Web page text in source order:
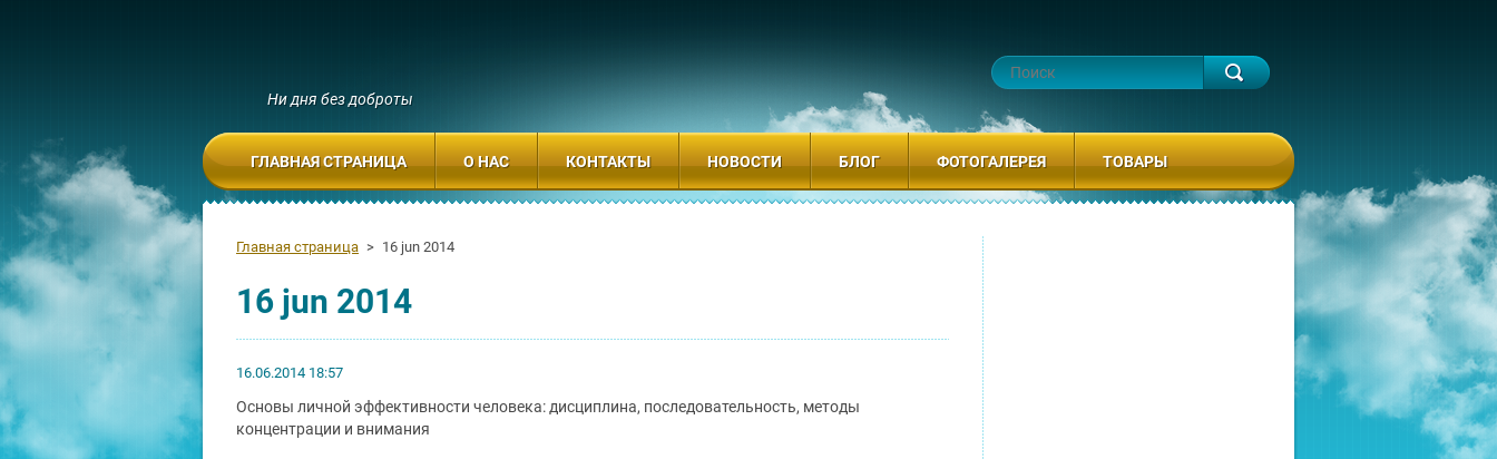
Ни дня без доброты
Главная страница > 16 jun 2014
16 jun 2014
16.06.2014 18:57
Основы личной эффективности человека: дисциплина, последовательность, методы
концентрации и внимания
ГЛАВНАЯ СТРАНИЦА О НАС КОНТАКТЫ НОВОСТИ БЛОГ ФОТОГАЛЕРЕЯ ТОВАРЫ